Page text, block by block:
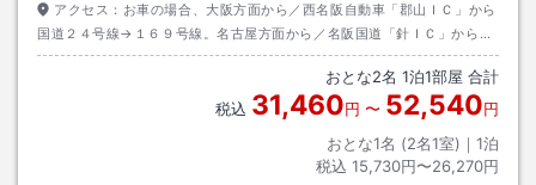
アクセス： お車の場合、大阪方面から／西名阪自動車「郡山ＩＣ」から
国道２４号線→１６９号線。名古屋方面から／名阪国道「針ＩＣ」から国
道３７０号線。電車の場合は、近鉄大和上市駅からバス、タクシー約１０
おとな2名 1泊1部屋 合計
税込 31,460円 〜 52,540円
おとな1名 (2名1室)｜ 1泊
税込 15,730円〜26,270円